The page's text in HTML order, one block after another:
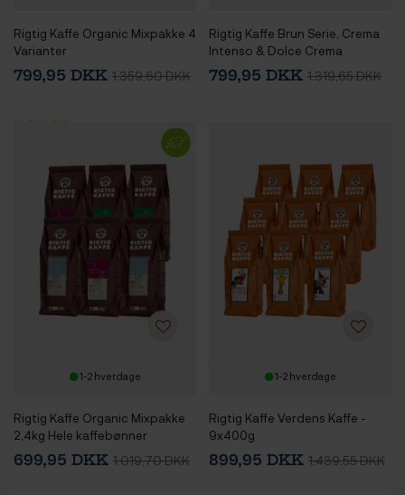
Rigtig Kaffe Organic Mixpakke 4
Varianter
799,95 DKK 1.359,60 DKK
Rigtig Kaffe Brun Serie, Crema
Intenso & Dolce Crema
Mixpakke 3,6kg Hele
kaffebønner
799,95 DKK 1.319,65 DKK
1-2 hverdage
Rigtig Kaffe Organic Mixpakke
2,4kg Hele kaffebønner
699,95 DKK 1.019,70 DKK
1-2 hverdage
Rigtig Kaffe Verdens Kaffe -
9x400g
899,95 DKK 1.439,55 DKK